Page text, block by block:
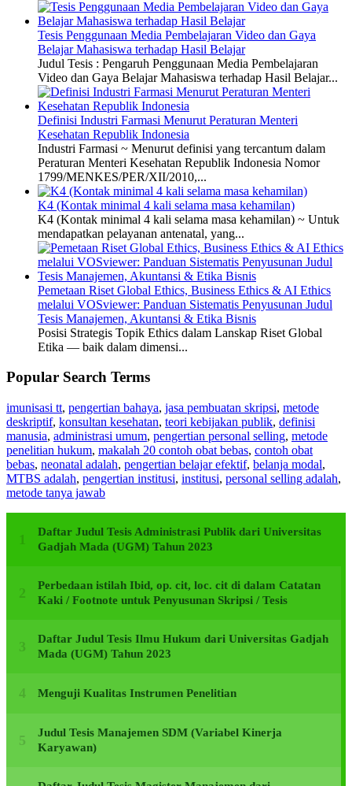
Tesis Penggunaan Media Pembelajaran Video dan Gaya
Belajar Mahasiswa terhadap Hasil Belajar
Judul Tesis : Pengaruh Penggunaan Media Pembelajaran
Video dan Gaya Belajar Mahasiswa terhadap Hasil Belajar...
Definisi Industri Farmasi Menurut Peraturan Menteri
Kesehatan Republik Indonesia
Industri Farmasi ~ Menurut definisi yang tercantum dalam
Peraturan Menteri Kesehatan Republik Indonesia Nomor
1799/MENKES/PER/XII/2010,...
K4 (Kontak minimal 4 kali selama masa kehamilan)
K4 (Kontak minimal 4 kali selama masa kehamilan) ~ Untuk
mendapatkan pelayanan antenatal, yang...
Pemetaan Riset Global Ethics, Business Ethics & AI Ethics
melalui VOSviewer: Panduan Sistematis Penyusunan Judul
Tesis Manajemen, Akuntansi & Etika Bisnis
Posisi Strategis Topik Ethics dalam Lanskap Riset Global
Etika — baik dalam dimensi...
Popular Search Terms
imunisasi tt, pengertian bahaya, jasa pembuatan skripsi, metode
deskriptif, konsultan kesehatan, teori kebijakan publik, definisi
manusia, administrasi umum, pengertian personal selling, metode
penelitian hukum, makalah 20 contoh obat bebas, contoh obat
bebas, neonatal adalah, pengertian belajar efektif, belanja modal,
MTBS adalah, pengertian institusi, institusi, personal selling adalah,
metode tanya jawab
Daftar Judul Tesis Administrasi Publik dari Universitas
Gadjah Mada (UGM) Tahun 2023
Perbedaan istilah Ibid, op. cit, loc. cit di dalam Catatan
Kaki / Footnote untuk Penyusunan Skripsi / Tesis
Daftar Judul Tesis Ilmu Hukum dari Universitas Gadjah
Mada (UGM) Tahun 2023
Menguji Kualitas Instrumen Penelitian
Judul Tesis Manajemen SDM (Variabel Kinerja
Karyawan)